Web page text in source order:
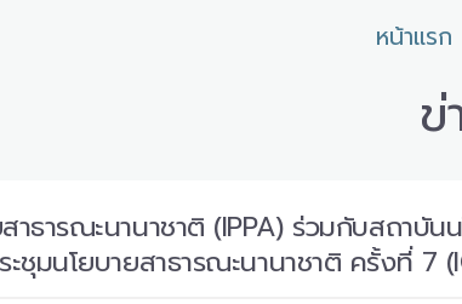
หน้าแรก
ข่
าธารณะนานาชาติ (IPPA) ร่วมกับสถาบั
ะชุมนโยบายสาธารณะนานาชาติ ครั้งที่ 7